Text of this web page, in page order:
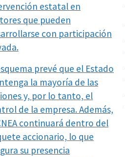
estatal en
que pueden
con participación
prevé que el Estado
la mayoría de las
y, por lo tanto, el
de la empresa. Además,
continuará dentro del
accionario, lo que
su presencia